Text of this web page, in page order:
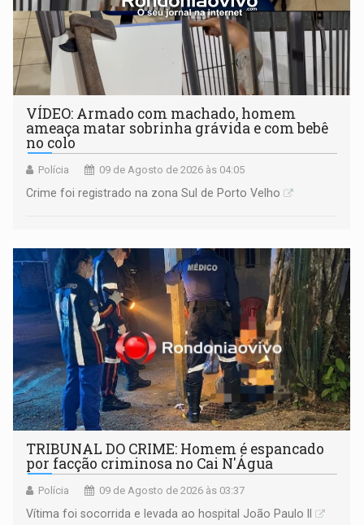
VÍDEO: Armado com machado, homem
ameaça matar sobrinha grávida e com bebê
no colo
Polícia 09 de Agosto de 2026 às 04:05
Crime foi registrado na zona Sul de Porto Velho
TRIBUNAL DO CRIME: Homem é espancado
por facção criminosa no Cai N'Água
Polícia 09 de Agosto de 2026 às 03:37
Vítima foi socorrida e levada ao hospital João Paulo II